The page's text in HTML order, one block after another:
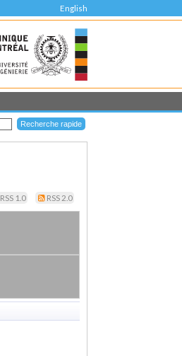
English
RSS 1.0 RSS 2.0